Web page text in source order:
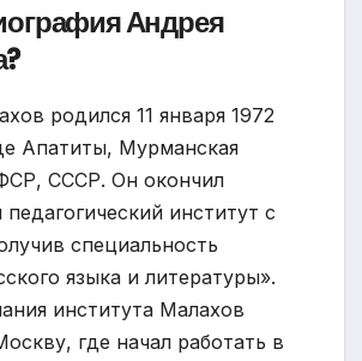
Андрея
родился 11 января 1972
Апатиты, Мурманская
СССР. Он окончил
институт с
специальность
языка и литературы».
института Малахов
где начал работать в